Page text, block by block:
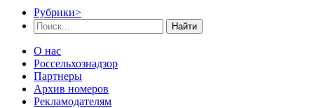
Рубрики>
Найти
О нас
Россельхознадзор
Партнеры
Архив номеров
Рекламодателям